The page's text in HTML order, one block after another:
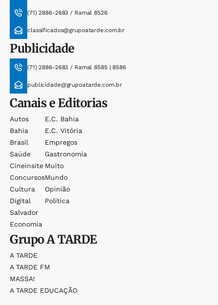
(71) 2886-2683 / Ramal 8526
classificados@grupoatarde.com.br
Publicidade
(71) 2886-2683 / Ramal 8585 | 8586
publicidade@grupoatarde.com.br
Canais e Editorias
Autos
Bahia
Brasil
Saúde
Cineinsite
Concursos
Cultura
Digital
Salvador
Economia
E.c. Bahia
E.c. Vitória
Empregos
Gastronomia
Muito
Mundo
Opinião
Política
GrupoA TARDE
A TARDE
A TARDE FM
MASSA!
A TARDE EDUCAÇÃO